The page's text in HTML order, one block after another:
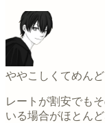
ややこしくてめん
レートが割安でも
いる場合がほとん